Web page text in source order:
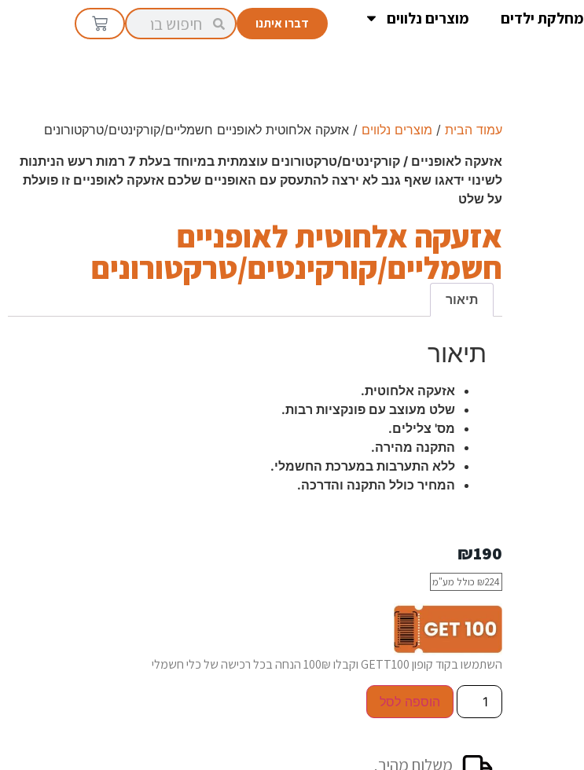
מחלקת ילדים מוצרים נלווים דברו איתנו
עמוד הבית / מוצרים נלווים / אזעקה אלחוטית לאופניים חשמליים/קורקינטים/טרקטורונים
אזעקה לאופניים / קורקינטים/טרקטורונים עוצמתית במיוחד בעלת 7 רמות רעש הניתנות
לשינוי ידאגו שאף גנב לא ירצה להתעסק עם האופניים שלכם אזעקה לאופניים זו פועלת
על שלט
אזעקה אלחוטית לאופניים
חשמליים/קורקינטים/טרקטורונים
תיאור
תיאור
אזעקה אלחוטית.
שלט מעוצב עם פונקציות רבות.
מס' צלילים.
התקנה מהירה.
ללא התערבות במערכת החשמלי.
המחיר כולל התקנה והדרכה.
₪190
₪224 כולל מע"מ
השתמשו בקוד קופון GETT100 וקבלו 100₪ הנחה בכל רכישה של כלי חשמלי
הוספה לסל
משלוח מהיר.